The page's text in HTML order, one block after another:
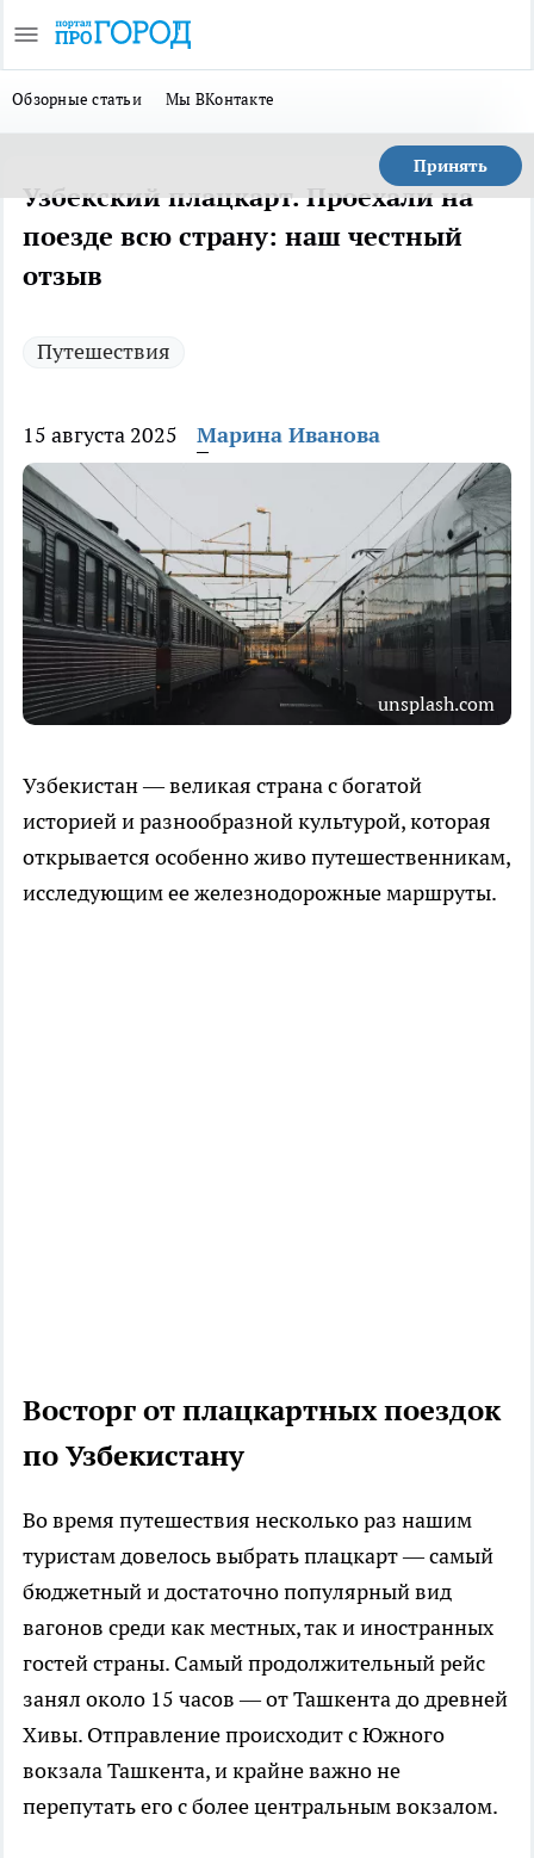
Обзорные статьи Мы ВКонтакте
Принять
Узбекский плацкарт. Проехали на
поезде всю страну: наш честный
отзыв
Путешествия
15 августа 2025 Марина Иванова
unsplash.com
Узбекистан — великая страна с богатой
историей и разнообразной культурой, которая
открывается особенно живо путешественникам,
исследующим ее железнодорожные маршруты.
Восторг от плацкартных поездок
по Узбекистану
Во время путешествия несколько раз нашим
туристам довелось выбрать плацкарт — самый
бюджетный и достаточно популярный вид
вагонов среди как местных, так и иностранных
гостей страны. Самый продолжительный рейс
занял около 15 часов — от Ташкента до древней
Хивы. Отправление происходит с Южного
вокзала Ташкента, и крайне важно не
перепутать его с более центральным вокзалом.